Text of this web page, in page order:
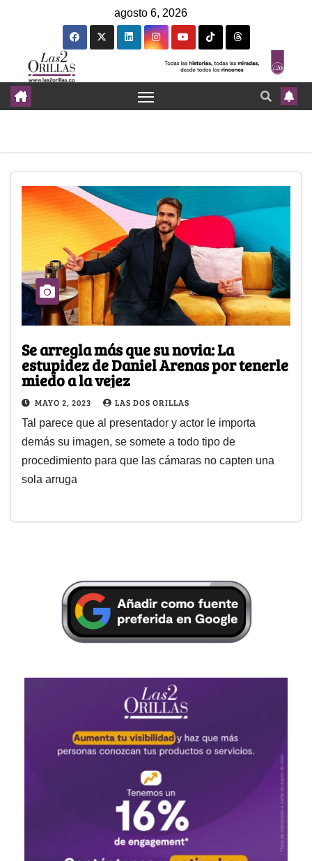
agosto 6, 2026
Se arregla más que su novia: La
estupidez de Daniel Arenas por tenerle
miedo a la vejez
MAYO 2, 2023 LAS DOS ORILLAS
Tal parece que al presentador y actor le importa
demás su imagen, se somete a todo tipo de
procedimiento para que las cámaras no capten una
sola arruga